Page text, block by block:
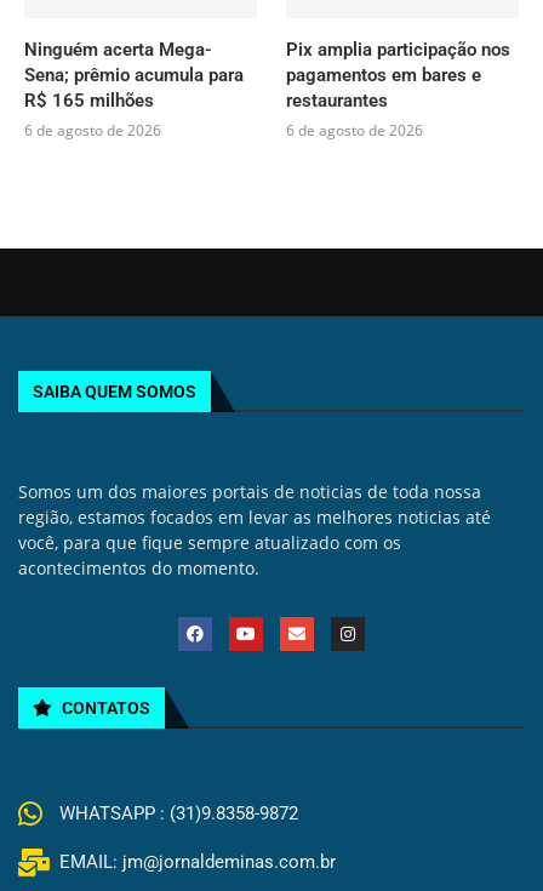
Ninguém acerta Mega-
Sena; prêmio acumula para
R$ 165 milhões
6 de agosto de 2026
Pix amplia participação nos
pagamentos em bares e
restaurantes
6 de agosto de 2026
SAIBA QUEM SOMOS
Somos um dos maiores portais de noticias de toda nossa
região, estamos focados em levar as melhores noticias até
você, para que fique sempre atualizado com os
acontecimentos do momento.
CONTATOS
WHATSAPP : (31)9.8358-9872
EMAIL: jm@jornaldeminas.com.br